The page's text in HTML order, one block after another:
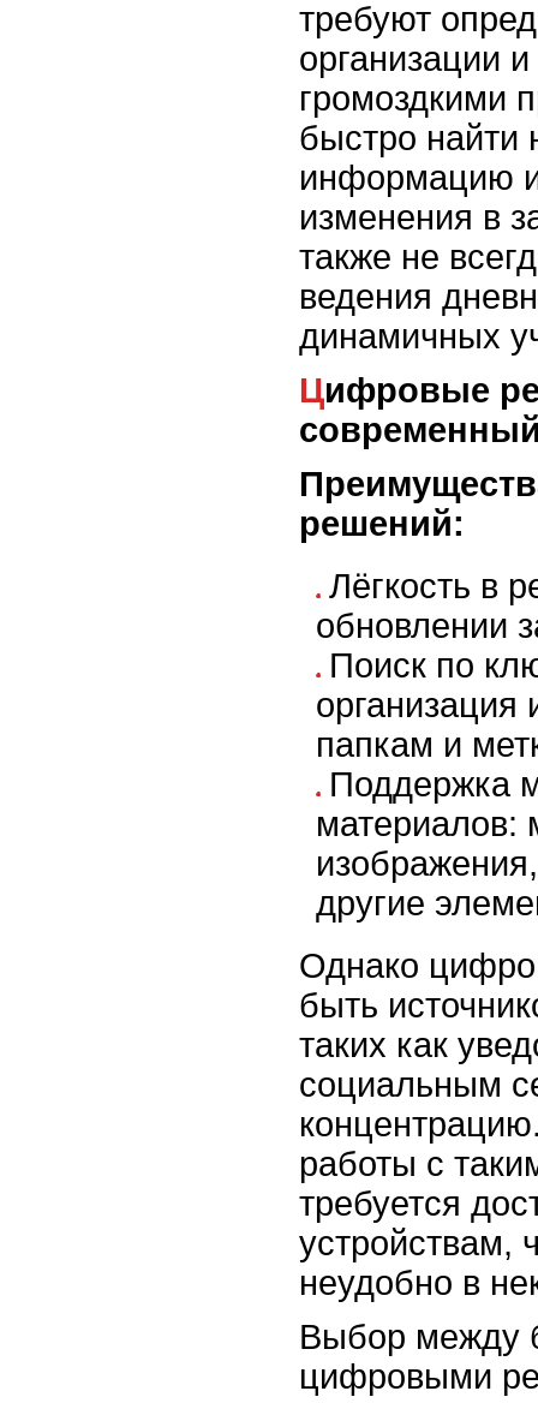
требуют
организации и
громоздкими
быстро найти
информацию
изменения в
также не
ведения
динамичных
Цифровые решения:
решений:
Лёгкость в
обновлении
Поиск по
папкам и
Поддержка
материалов:
другие
Однако
быть
таких как
социальным
работы с
требуется
устройствам,
неудобно в
Выбор между
цифровыми